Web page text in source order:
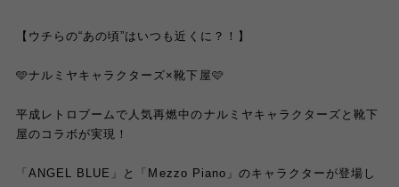
【ウチらの“あの頃”はいつも近くに？！】
🩵ナルミヤキャラクターズ×靴下屋🩷
平成レトロブームで人気再燃中のナルミヤキャラクターズと靴下
屋のコラボが実現！
「ANGEL BLUE」と「Mezzo Piano」のキャラクターが登場し